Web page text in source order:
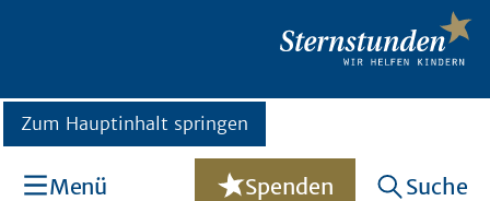
Zum Hauptinhalt springen
Menü Spenden Suche